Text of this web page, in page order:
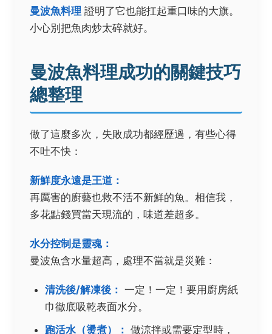
曼波魚料理 證明了它也能扛起重口味的大旗。
小心別把魚肉炒太碎就好。
曼波魚料理成功的關鍵技巧
總整理
做了這麼多次，失敗成功都經歷過，有些心得
不吐不快：
新鮮度永遠是王道：
再厲害的廚藝也救不活不新鮮的魚。相信我，
多花點錢買當天現流的，味道差超多。
水分控制是靈魂：
曼波魚含水量超高，處理不當就是災難：
清洗後/解凍後： 一定！一定！要用廚房紙
巾徹底吸乾表面水分。
跑活水（燙煮）： 做涼拌或需要定型時，